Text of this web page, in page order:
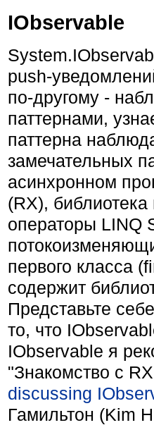
IObservable
push-
по-другому -
паттернами,
паттерна
замечательных
асинхронном
(RX),
операторы LINQ
первого класса
содержит
Представьте
то, что
IObservable я
"Знакомство с
discussing
Гамильтон (Kim